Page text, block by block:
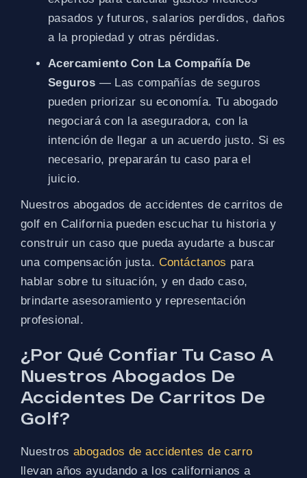
pasados y futuros, salarios perdidos, daños
a la propiedad y otras pérdidas.
Acercamiento Con La Compañía De
Seguros — Las compañías de seguros
pueden priorizar su economía. Tu abogado
negociará con la aseguradora, con la
intención de llegar a un acuerdo justo. Si es
necesario, prepararán tu caso para el
juicio.
Nuestros abogados de accidentes de carritos de
golf en California pueden escuchar tu historia y
construir un caso que pueda ayudarte a buscar
una compensación justa. Contáctanos para
hablar sobre tu situación, y en dado caso,
brindarte asesoramiento y representación
profesional.
¿Por Qué Confiar Tu Caso A
Nuestros Abogados De
Accidentes De Carritos De
Golf?
Nuestros abogados de accidentes de carro
llevan años ayudando a los californianos a